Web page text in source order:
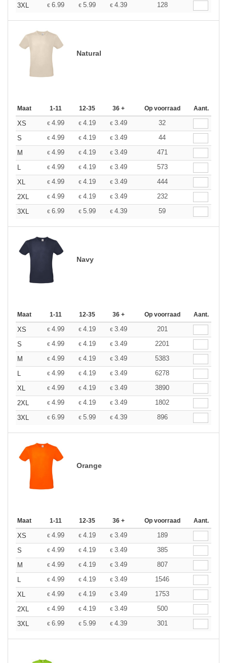
3XL
€ 6.99 € 5.99 € 4.39 128
Natural
Maat 1-11 12-35 36 + Op voorraad Aant.
XS € 4.99 € 4.19 € 3.49
32
S
€ 4.99 € 4.19 € 3.49
44
M
€ 4.99 € 4.19 € 3.49
471
L
€ 4.99 € 4.19 € 3.49
573
XL
€ 4.99 € 4.19 € 3.49
444
2XL
€ 4.99 € 4.19 € 3.49
232
3XL
€ 6.99 € 5.99 € 4.39 59
Navy
Maat 1-11 12-35 36 + Op voorraad Aant.
XS € 4.99 € 4.19 € 3.49
201
S
€ 4.99 € 4.19 € 3.49
2201
M
€ 4.99 € 4.19 € 3.49
5383
L
€ 4.99 € 4.19 € 3.49
6278
XL
€ 4.99 € 4.19 € 3.49
3890
2XL
€ 4.99 € 4.19 € 3.49
1802
3XL
€ 6.99 € 5.99 € 4.39 896
Orange
Maat 1-11 12-35 36 + Op voorraad Aant.
XS € 4.99 € 4.19 € 3.49
189
S
€ 4.99 € 4.19 € 3.49
385
M
€ 4.99 € 4.19 € 3.49
807
L
€ 4.99 € 4.19 € 3.49
1546
XL
€ 4.99 € 4.19 € 3.49
1753
2XL
€ 4.99 € 4.19 € 3.49
500
3XL
€ 6.99 € 5.99 € 4.39 301